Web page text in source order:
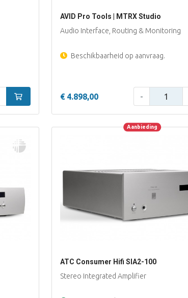
In winkelwagen
AVID Pro Tools | MTRX Studio
Audio Interface, Routing & Monitoring
Beschikbaarheid op aanvraag.
€ 4.898,00 -
Aanbieding Aanbieding
ATC Consumer Hifi SIA2-100
Stereo Integrated Amplifier